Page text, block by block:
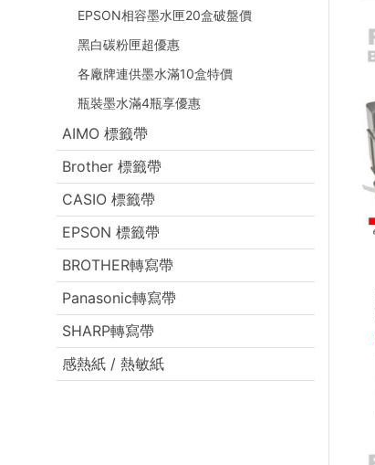
EPSON相容墨水匣20盒破盤價
黑白碳粉匣超優惠
各廠牌連供墨水滿10盒特價
瓶裝墨水滿4瓶享優惠
AIMO 標籤帶
Brother 標籤帶
CASIO 標籤帶
EPSON 標籤帶
BROTHER轉寫帶
Panasonic轉寫帶
SHARP轉寫帶
感熱紙 / 熱敏紙